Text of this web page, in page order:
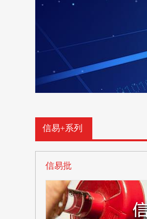
信易+系列
信易批